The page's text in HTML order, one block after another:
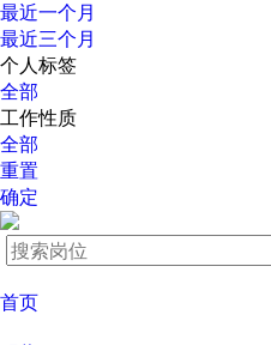
最近一个月
最近三个月
个人标签
全部
工作性质
全部
重置
确定
首页